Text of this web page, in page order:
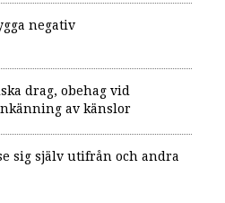
negativ
drag, obehag vid
av känslor
sig själv utifrån och andra